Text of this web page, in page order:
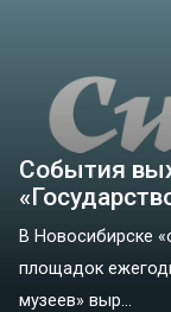
События
В Новосибирске
площадок
музеев» выр...